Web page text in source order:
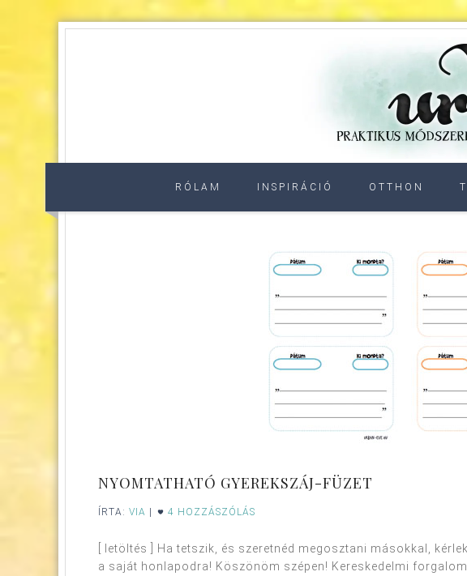
RÓLAM INSPIRÁCIÓ OTTHON
NYOMTATHATÓ GYEREKSZÁJ-FÜZET
ÍRTA: VIA 4 HOZZÁSZÓLÁS
[ letöltés ] Ha tetszik, és szeretnéd megosztani másokkal,
a saját honlapodra! Köszönöm szépen! Kereskedelmi